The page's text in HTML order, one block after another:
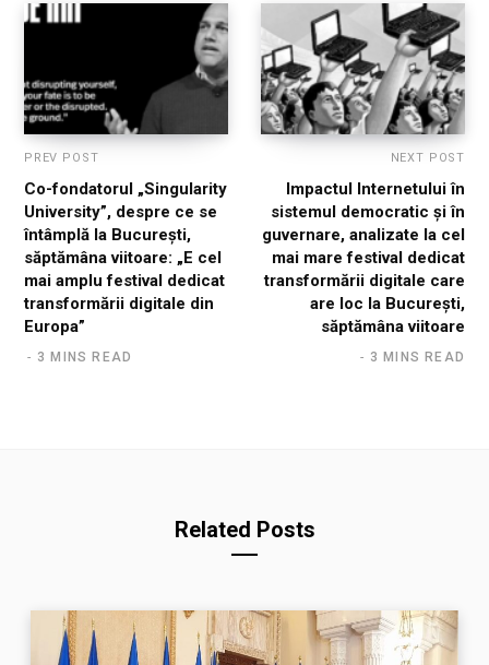
PREV POST
Co-fondatorul „Singularity
University”, despre ce se
întâmplă la București,
săptămâna viitoare: „E cel
mai amplu festival dedicat
transformării digitale din
Europa”
3 MINS READ
NEXT POST
Impactul Internetului în
sistemul democratic și în
guvernare, analizate la cel
mai mare festival dedicat
transformării digitale care
are loc la București,
săptămâna viitoare
3 MINS READ
Related Posts